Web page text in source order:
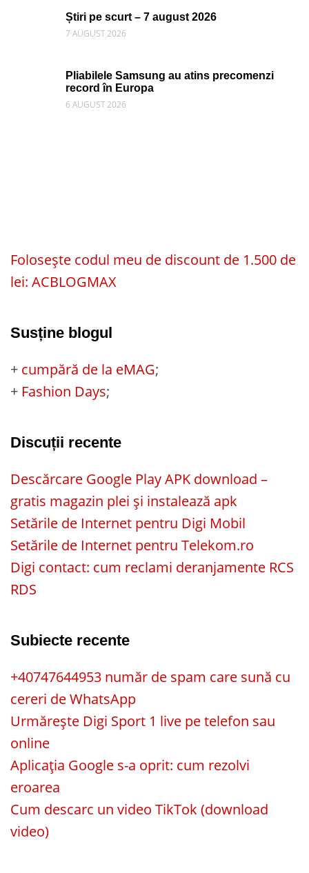
Știri pe scurt – 7 august 2026
7 AUGUST 2026
Pliabilele Samsung au atins precomenzi
record în Europa
6 AUGUST 2026
Folosește codul meu de discount de 1.500 de
lei: ACBLOGMAX
Susține blogul
+ cumpără de la eMAG;
+ Fashion Days;
Discuții recente
Descărcare Google Play APK download –
gratis magazin plei și instalează apk
Setările de Internet pentru Digi Mobil
Setările de Internet pentru Telekom.ro
Digi contact: cum reclami deranjamente RCS
RDS
Subiecte recente
+40747644953 număr de spam care sună cu
cereri de WhatsApp
Urmărește Digi Sport 1 live pe telefon sau
online
Aplicația Google s-a oprit: cum rezolvi
eroarea
Cum descarc un video TikTok (download
video)